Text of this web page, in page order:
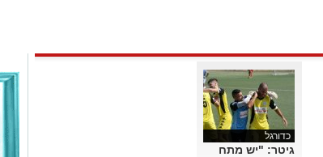
כדורגל
גיטר: "יש מתח